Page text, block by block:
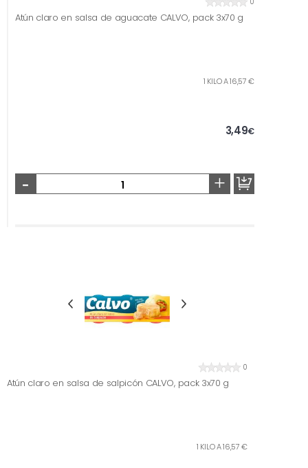
Atún claro en salsa de aguacate CALVO, pack 3x70 g
1 KILO A 16,57 €
3,49€
- +
0
Atún claro en salsa de salpicón CALVO, pack 3x70 g
1 KILO A 16,57 €